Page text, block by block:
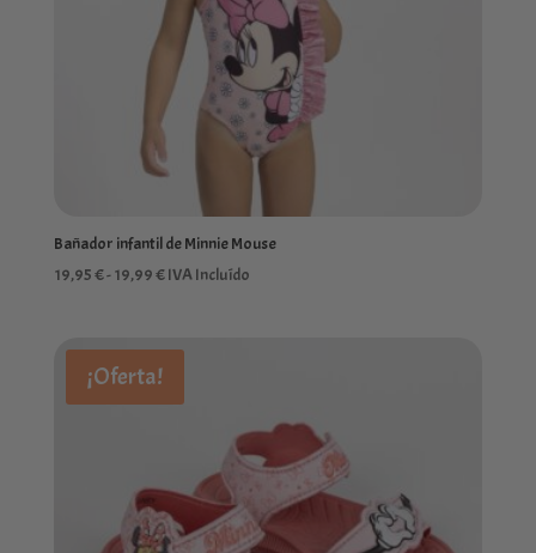
Bañador infantil de Minnie Mouse
19,95€-19,99€Rango
desde
hasta
IVA Incluído
¡Oferta!